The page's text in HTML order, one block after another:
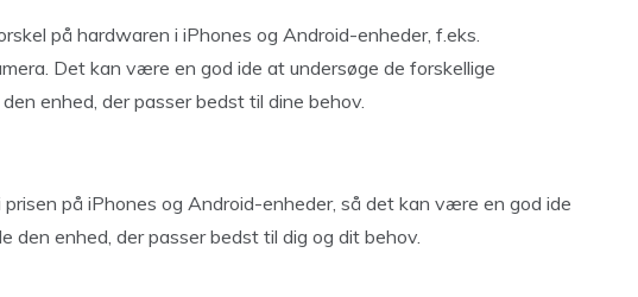
på hardwaren i iPhones og Android-enheder, f.eks.
Det kan være en god ide at undersøge de forskellige
enhed, der passer bedst til dine behov.
på iPhones og Android-enheder, så det kan være en god ide
den enhed, der passer bedst til dig og dit behov.